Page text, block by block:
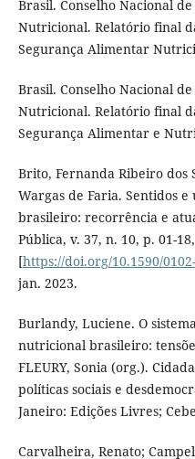
Brasil. Conselho Nacional
Nutricional. Relatório final
Segurança Alimentar
Brasil. Conselho Nacional
Nutricional. Relatório final
Segurança Alimentar e
Brito, Fernanda Ribeiro dos
Wargas de Faria. Sentidos
brasileiro: recorrência e
Pública, v. 37, n. 10, p. 01-
[https://doi.org/10.1590/
jan. 2023.
Burlandy, Luciene. O
nutricional brasileiro:
FLEURY, Sonia (org.).
políticas sociais e
Janeiro: Edições Livres;
Carvalheira, Renato;